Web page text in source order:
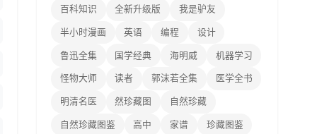
百科知识 全新升级版 我是驴友
半小时漫画 英语 编程 设计
鲁迅全集 国学经典 海明威 机器学习
怪物大师 读者 郭沫若全集 医学全书
明清名医 然珍藏图 自然珍藏
自然珍藏图鉴 高中 家谱 珍藏图鉴